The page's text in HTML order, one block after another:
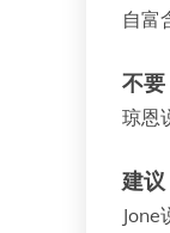
自富
不
琼恩
建